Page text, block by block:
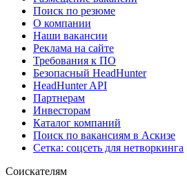
Поиск по резюме
О компании
Наши вакансии
Реклама на сайте
Требования к ПО
Безопасный HeadHunter
HeadHunter API
Партнерам
Инвесторам
Каталог компаний
Поиск по вакансиям в Аскизе
Сетка: соцсеть для нетворкинга
Соискателям